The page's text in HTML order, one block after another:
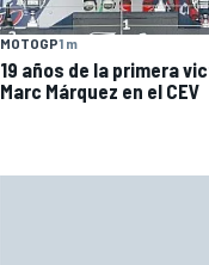
MOTOGP1 m
19 años de la primera
Marc Márquez en el CEV